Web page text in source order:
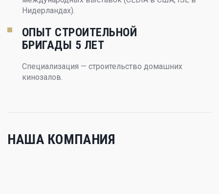
Нидерландах).
ОПЫТ СТРОИТЕЛЬНОЙ
БРИГАДЫ 5 ЛЕТ
Специализация — строительство домашних
кинозалов.
НАША КОМПАНИЯ